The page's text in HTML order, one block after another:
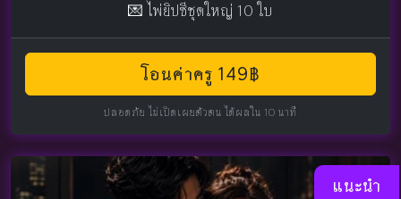
💌 ไพ่ยิปซีชุดใหญ่ 10 ใบ
โอนค่าครู 149฿
ปลอดภัย ไม่เปิดเผยตัวตน ได้ผลใน 10 นาที
แนะนำ